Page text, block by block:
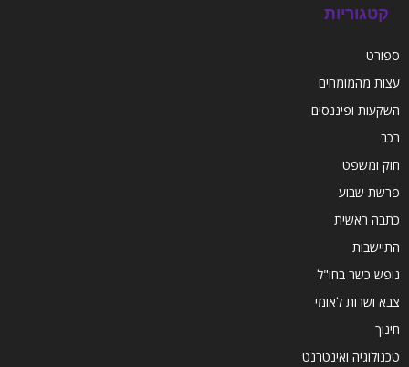
קטגוריות
ספורט
עצות מהמומחים
השקעות ופיננסים
רכב
חוק ומשפט
פרשת שבוע
כתבה ראשית
התיישבות
נופש כשר בחו"ל
צבא ושרות לאומי
חינוך
טכנולוגיה ואינטרנט